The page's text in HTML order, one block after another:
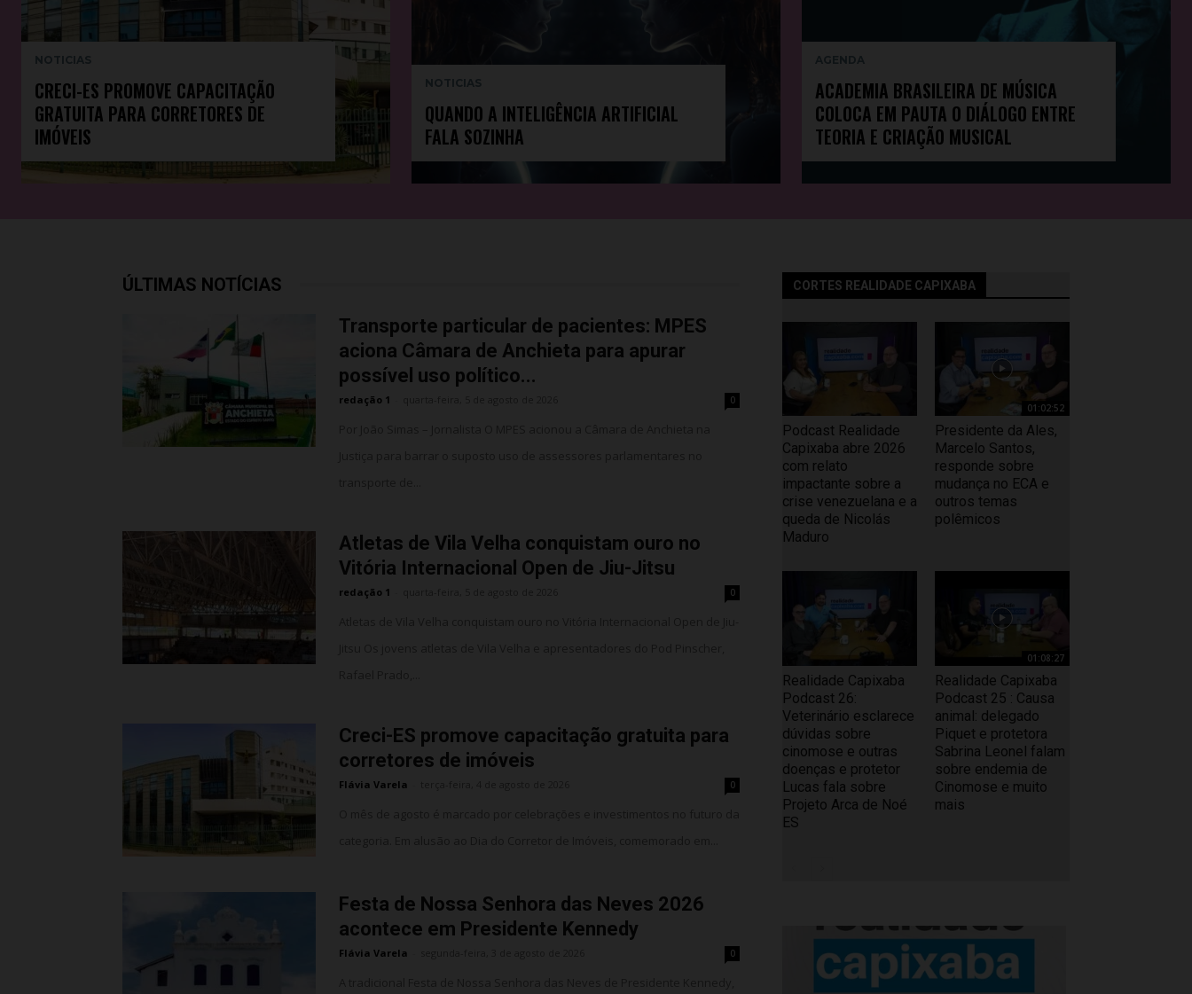
NOTICIAS
CRECI-ES PROMOVE CAPACITAÇÃO
GRATUITA PARA CORRETORES DE
IMÓVEIS
NOTICIAS
QUANDO A INTELIGÊNCIA ARTIFICIAL
FALA SOZINHA
AGENDA
ACADEMIA BRASILEIRA DE MÚSICA
COLOCA EM PAUTA O DIÁLOGO ENTRE
TEORIA E CRIAÇÃO MUSICAL
ÚLTIMAS NOTÍCIAS
Transporte particular de pacientes: MPES
aciona Câmara de Anchieta para apurar
possível uso político...
redação 1 0
Atletas de Vila Velha conquistam ouro no
Vitória Internacional Open de Jiu-Jitsu
redação 1 0
Creci-ES promove capacitação gratuita para
corretores de imóveis
Flávia Varela 0
Festa de Nossa Senhora das Neves 2026
acontece em Presidente Kennedy
Flávia Varela 0
CORTES REALIDADE CAPIXABA
Podcast Realidade
Capixaba abre 2026
com relato
impactante sobre a
crise venezuelana e a
queda de Nicolás
Maduro
01:02:52
Presidente da Ales,
Marcelo Santos,
responde sobre
mudança no ECA e
outros temas
polêmicos
Realidade Capixaba
Podcast 26:
Veterinário esclarece
dúvidas sobre
cinomose e outras
doenças e protetor
Lucas fala sobre
Projeto Arca de Noé
ES
01:08:27
Realidade Capixaba
Podcast 25 : Causa
animal: delegado
Piquet e protetora
Sabrina Leonel falam
sobre endemia de
Cinomose e muito
mais